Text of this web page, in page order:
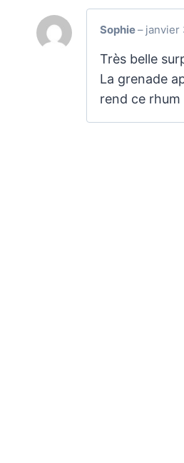
Sophie– janvier
Très belle
La grenade
rend ce